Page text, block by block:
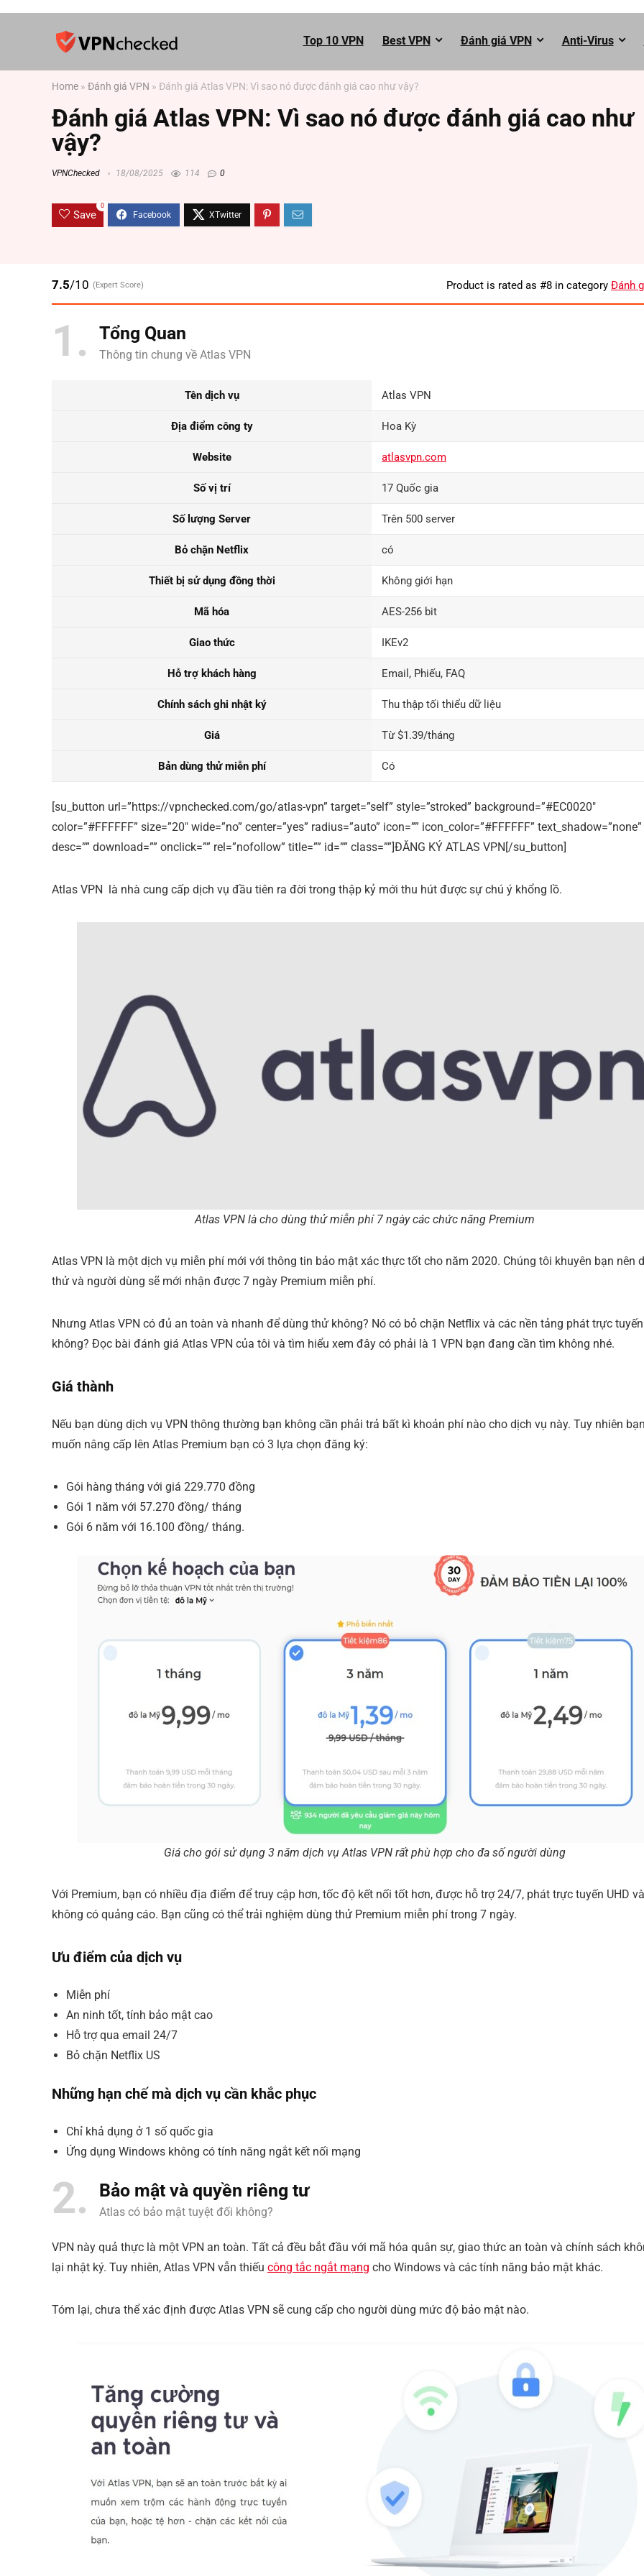
Top 10 VPN Best VPN Đánh giá VPN Anti-Virus
Home » Đánh giá VPN » Đánh giá Atlas VPN: Vì sao nó được đánh giá cao như vậy?
Đánh giá Atlas VPN: Vì sao nó được đánh giá cao như
vậy?
VPNChecked 18/08/2025 114 0
Save
0
7.5/10 (Expert Score) Product is rated as #8 in category Đánh
1 Tổng Quan
Thông tin chung về Atlas VPN
Tên dịch vụ Atlas VPN
Địa điểm công ty Hoa Kỳ
Website atlasvpn.com
Số vị trí 17 Quốc gia
Số lượng Server Trên 500 server
Bỏ chặn Netflix có
Thiết bị sử dụng đồng thời Không giới hạn
Mã hóa AES-256 bit
Giao thức IKEv2
Hỗ trợ khách hàng Email, Phiếu, FAQ
Chính sách ghi nhật ký Thu thập tối thiểu dữ liệu
Giá Từ $1.39/tháng
Bản dùng thử miễn phí Có
[su_button url=”https://vpnchecked.com/go/atlas-vpn” target=”self” style=”stroked” background=”#EC0020″
color=”#FFFFFF” size=”20″ wide=”no” center=”yes” radius=”auto” icon=”” icon_color=”#FFFFFF” text_shadow=”none”
desc=”” download=”” onclick=”” rel=”nofollow” title=”” id=”” class=””]ĐĂNG KÝ ATLAS VPN[/su_button]
Atlas VPN là nhà cung cấp dịch vụ đầu tiên ra đời trong thập kỷ mới thu hút được sự chú ý khổng lồ.
Atlas VPN là cho dùng thử miễn phí 7 ngày các chức năng Premium
Atlas VPN là một dịch vụ miễn phí mới với thông tin bảo mật xác thực tốt cho năm 2020. Chúng tôi khuyên bạn nên
thử và người dùng sẽ mới nhận được 7 ngày Premium miễn phí.
Nhưng Atlas VPN có đủ an toàn và nhanh để dùng thử không? Nó có bỏ chặn Netflix và các nền tảng phát trực
không? Đọc bài đánh giá Atlas VPN của tôi và tìm hiểu xem đây có phải là 1 VPN bạn đang cần tìm không nhé.
Giá thành
Nếu bạn dùng dịch vụ VPN thông thường bạn không cần phải trả bất kì khoản phí nào cho dịch vụ này. Tuy nhiên
muốn nâng cấp lên Atlas Premium bạn có 3 lựa chọn đăng ký:
Gói hàng tháng với giá 229.770 đồng
Gói 1 năm với 57.270 đồng/ tháng
Gói 6 năm với 16.100 đồng/ tháng.
Giá cho gói sử dụng 3 năm dịch vụ Atlas VPN rất phù hợp cho đa số người dùng
Với Premium, bạn có nhiều địa điểm để truy cập hơn, tốc độ kết nối tốt hơn, được hỗ trợ 24/7, phát trực tuyến UHD và
không có quảng cáo. Bạn cũng có thể trải nghiệm dùng thử Premium miễn phí trong 7 ngày.
Ưu điểm của dịch vụ
Miễn phí
An ninh tốt, tính bảo mật cao
Hỗ trợ qua email 24/7
Bỏ chặn Netflix US
Những hạn chế mà dịch vụ cần khắc phục
Chỉ khả dụng ở 1 số quốc gia
Ứng dụng Windows không có tính năng ngắt kết nối mạng
2 Bảo mật và quyền riêng tư
Atlas có bảo mật tuyệt đối không?
VPN này quả thực là một VPN an toàn. Tất cả đều bắt đầu với mã hóa quân sự, giao thức an toàn và chính sách
lại nhật ký. Tuy nhiên, Atlas VPN vẫn thiếu công tắc ngắt mạng cho Windows và các tính năng bảo mật khác.
Tóm lại, chưa thể xác định được Atlas VPN sẽ cung cấp cho người dùng mức độ bảo mật nào.